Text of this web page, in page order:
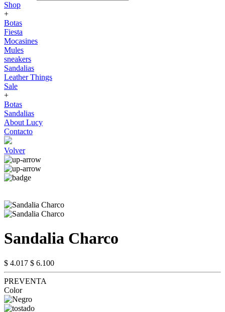
Shop
+
Botas
Fiesta
Mocasines
Mules
sneakers
Sandalias
Leather Things
Sale
+
Botas
Sandalias
About Lucy
Contacto
Volver
Sandalia Charco
$ 4.017 $ 6.100
PREVENTA
Color